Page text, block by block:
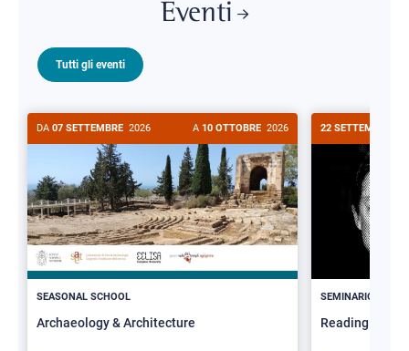
Eventi
Tutti gli eventi
DA 07 SETTEMBRE 2026 A 10 OTTOBRE 2026
SEASONAL SCHOOL
Archaeology & Architecture
22 SETTEMBRE
SEMINARIO
Reading